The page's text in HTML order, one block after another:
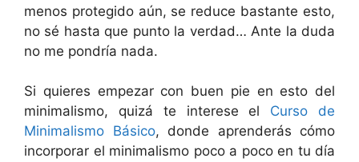
menos protegido aún, se reduce bastante esto,
no sé hasta que punto la verdad… Ante la duda
no me pondría nada.
Si quieres empezar con buen pie en esto del
minimalismo, quizá te interese el Curso de
Minimalismo Básico, donde aprenderás cómo
incorporar el minimalismo poco a poco en tu día